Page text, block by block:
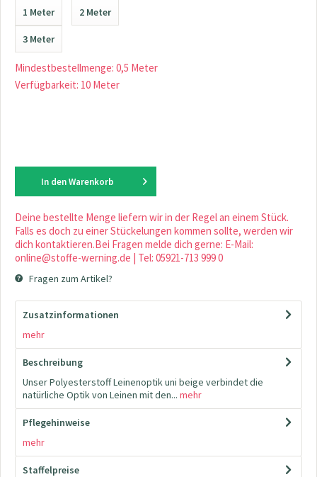
1 Meter 2 Meter
3 Meter
Mindestbestellmenge: 0,5 Meter
Verfügbarkeit: 10 Meter
In den Warenkorb
Deine bestellte Menge liefern wir in der Regel an einem Stück.
Falls es doch zu einer Stückelungen kommen sollte, werden wir
dich kontaktieren.Bei Fragen melde dich gerne: E-Mail:
online@stoffe-werning.de | Tel: 05921-713 999 0
Fragen zum Artikel?
Zusatzinformationen
mehr
Beschreibung
Unser Polyesterstoff Leinenoptik uni beige verbindet die
natürliche Optik von Leinen mit den... mehr
Pflegehinweise
mehr
Staffelpreise